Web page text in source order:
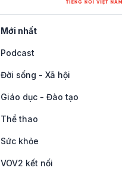
Mới nhất
Podcast
Đời sống - Xã hội
Giáo dục - Đào tạo
Thể thao
Sức khỏe
VOV2 kết nối